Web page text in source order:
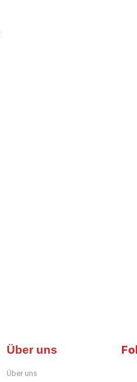
Über uns
Über uns